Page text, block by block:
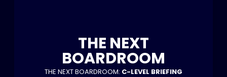
THE NEXT
BOARDROOM
THE NEXT BOARDROOM: C-LEVEL BRIEFING